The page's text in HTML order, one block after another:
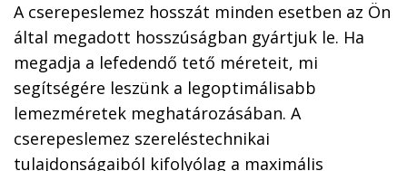
A cserepeslemez hosszát minden esetben az Ön
által megadott hosszúságban gyártjuk le. Ha
megadja a lefedendő tető méreteit, mi
segítségére leszünk a legoptimálisabb
lemezméretek meghatározásában. A
cserepeslemez szereléstechnikai
tulajdonságaiból kifolyólag a maximális